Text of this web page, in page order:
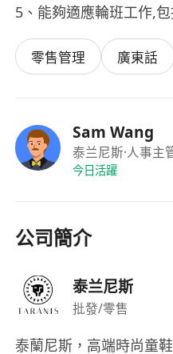
5、能夠適應輪班工作,
零售管理 廣東話
Sam Wang
泰兰尼斯·人事主
今日活躍
公司簡介
泰兰尼斯
批發/零售
泰蘭尼斯，高端時尚童